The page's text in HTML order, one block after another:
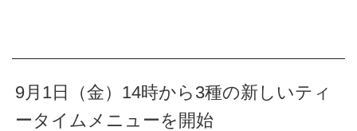
9月1日（金）14時から3種の新しいティ
ータイムメニューを開始